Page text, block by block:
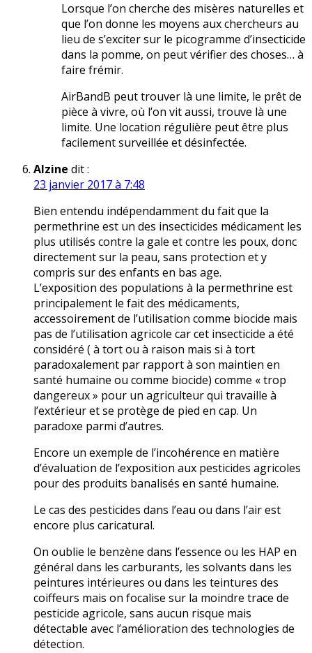
Lorsque l’on cherche des misères naturelles et
que l’on donne les moyens aux chercheurs au
lieu de s’exciter sur le picogramme d’insecticide
dans la pomme, on peut vérifier des choses… à
faire frémir.
AirBandB peut trouver là une limite, le prêt de
pièce à vivre, où l’on vit aussi, trouve là une
limite. Une location régulière peut être plus
facilement surveillée et désinfectée.
Alzine dit :
23 janvier 2017 à 7:48
Bien entendu indépendamment du fait que la
permethrine est un des insecticides médicament les
plus utilisés contre la gale et contre les poux, donc
directement sur la peau, sans protection et y
compris sur des enfants en bas age.
L’exposition des populations à la permethrine est
principalement le fait des médicaments,
accessoirement de l’utilisation comme biocide mais
pas de l’utilisation agricole car cet insecticide a été
considéré ( à tort ou à raison mais si à tort
paradoxalement par rapport à son maintien en
santé humaine ou comme biocide) comme « trop
dangereux » pour un agriculteur qui travaille à
l’extérieur et se protège de pied en cap. Un
paradoxe parmi d’autres.
Encore un exemple de l’incohérence en matière
d’évaluation de l’exposition aux pesticides agricoles
pour des produits banalisés en santé humaine.
Le cas des pesticides dans l’eau ou dans l’air est
encore plus caricatural.
On oublie le benzène dans l’essence ou les HAP en
général dans les carburants, les solvants dans les
peintures intérieures ou dans les teintures des
coiffeurs mais on focalise sur la moindre trace de
pesticide agricole, sans aucun risque mais
détectable avec l’amélioration des technologies de
détection.